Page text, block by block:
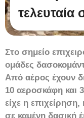
τελευταία
Στο σημείο
ομάδες
Από αέρος έχουν
10 αεροσκάφη και
είχε η
σε καμένη δασική